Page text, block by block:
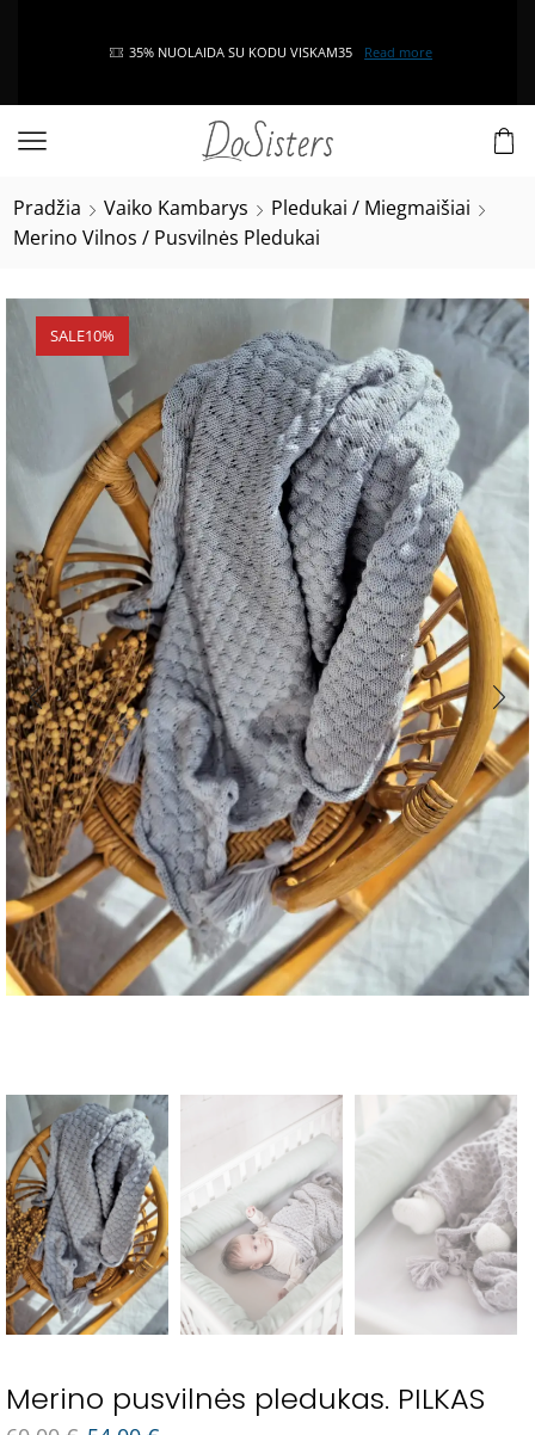
35% NUOLAIDA SU KODU VISKAM35 Read more
Pradžia Vaiko Kambarys
Pledukai / Miegmaišiai
Merino Vilnos / Pusvilnės Pledukai
SALE10%
Merino pusvilnės pledukas. PILKAS